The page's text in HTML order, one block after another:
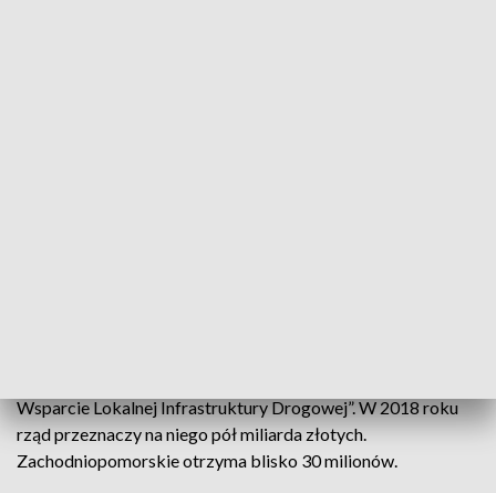
Wsparcie Lokalnej Infrastruktury Drogowej”. W 2018 roku
rząd przeznaczy na niego pół miliarda złotych.
Zachodniopomorskie otrzyma blisko 30 milionów.